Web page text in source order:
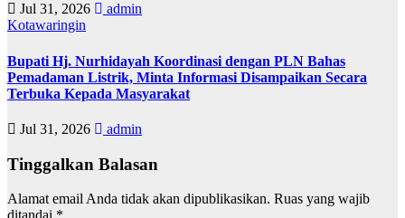
Jul 31, 2026
admin
Kotawaringin
Bupati Hj. Nurhidayah Koordinasi dengan PLN Bahas
Pemadaman Listrik, Minta Informasi Disampaikan Secara
Terbuka Kepada Masyarakat
Jul 31, 2026 admin
Tinggalkan Balasan
Alamat email Anda tidak akan dipublikasikan. Ruas yang wajib